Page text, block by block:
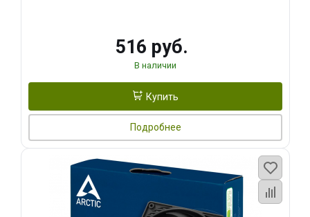
516 руб.
В наличии
Купить
Подробнее